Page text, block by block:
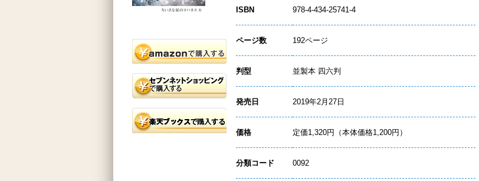
ISBN 978-4-434-25741-4
ページ数 192ページ
判型 並製本 四六判
発売日 2019年2月27日
価格 定価1,320円（本体価格1,200円）
分類コード 0092